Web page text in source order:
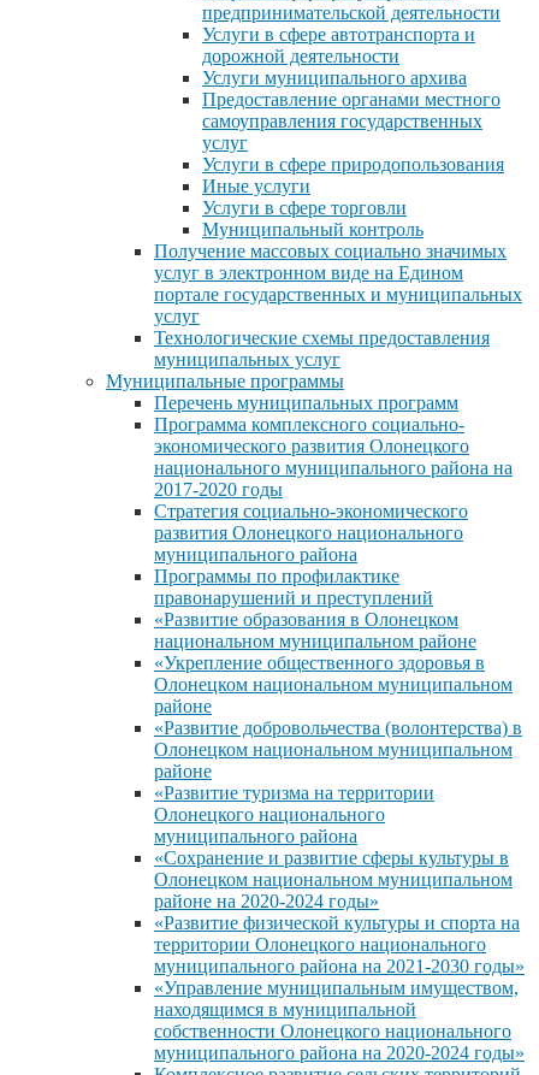
предпринимательской деятельности
Услуги в сфере автотранспорта и
дорожной деятельности
Услуги муниципального архива
Предоставление органами местного
самоуправления государственных
услуг
Услуги в сфере природопользования
Иные услуги
Услуги в сфере торговли
Муниципальный контроль
Получение массовых социально значимых
услуг в электронном виде на Едином
портале государственных и муниципальных
услуг
Технологические схемы предоставления
муниципальных услуг
Муниципальные программы
Перечень муниципальных программ
Программа комплексного социально-
экономического развития Олонецкого
национального муниципального района на
2017-2020 годы
Стратегия социально-экономического
развития Олонецкого национального
муниципального района
Программы по профилактике
правонарушений и преступлений
«Развитие образования в Олонецком
национальном муниципальном районе
«Укрепление общественного здоровья в
Олонецком национальном муниципальном
районе
«Развитие добровольчества (волонтерства) в
Олонецком национальном муниципальном
районе
«Развитие туризма на территории
Олонецкого национального
муниципального района
«Сохранение и развитие сферы культуры в
Олонецком национальном муниципальном
районе на 2020-2024 годы»
«Развитие физической культуры и спорта на
территории Олонецкого национального
муниципального района на 2021-2030 годы»
«Управление муниципальным имуществом,
находящимся в муниципальной
собственности Олонецкого национального
муниципального района на 2020-2024 годы»